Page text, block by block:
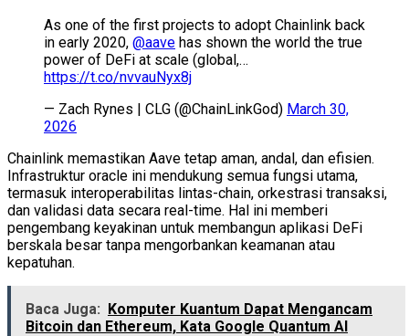
As one of the first projects to adopt Chainlink back
in early 2020, @aave has shown the world the true
power of DeFi at scale (global,…
https://t.co/nvvauNyx8j
— Zach Rynes | CLG (@ChainLinkGod) March 30,
2026
Chainlink memastikan Aave tetap aman, andal, dan efisien.
Infrastruktur oracle ini mendukung semua fungsi utama,
termasuk interoperabilitas lintas-chain, orkestrasi transaksi,
dan validasi data secara real-time. Hal ini memberi
pengembang keyakinan untuk membangun aplikasi DeFi
berskala besar tanpa mengorbankan keamanan atau
kepatuhan.
Baca Juga: Komputer Kuantum Dapat Mengancam
Bitcoin dan Ethereum, Kata Google Quantum AI